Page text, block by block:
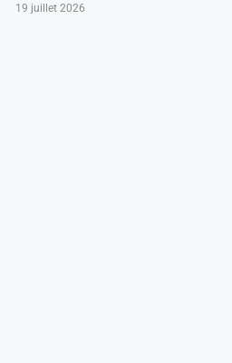
19 juillet 2026